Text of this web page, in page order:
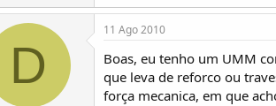
D
11 Ago 2010
Boas, eu tenho um UMM
que leva de reforco ou
força mecanica, em que